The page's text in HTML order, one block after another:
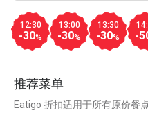
12:30
-30%
13:00
-30%
13:30
-30% -
推荐菜单
Eatigo 折扣适用于所有原价餐